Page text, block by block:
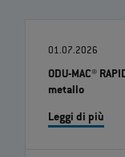
01.07.2026
ODU-MAC®
metallo
Leggi di più